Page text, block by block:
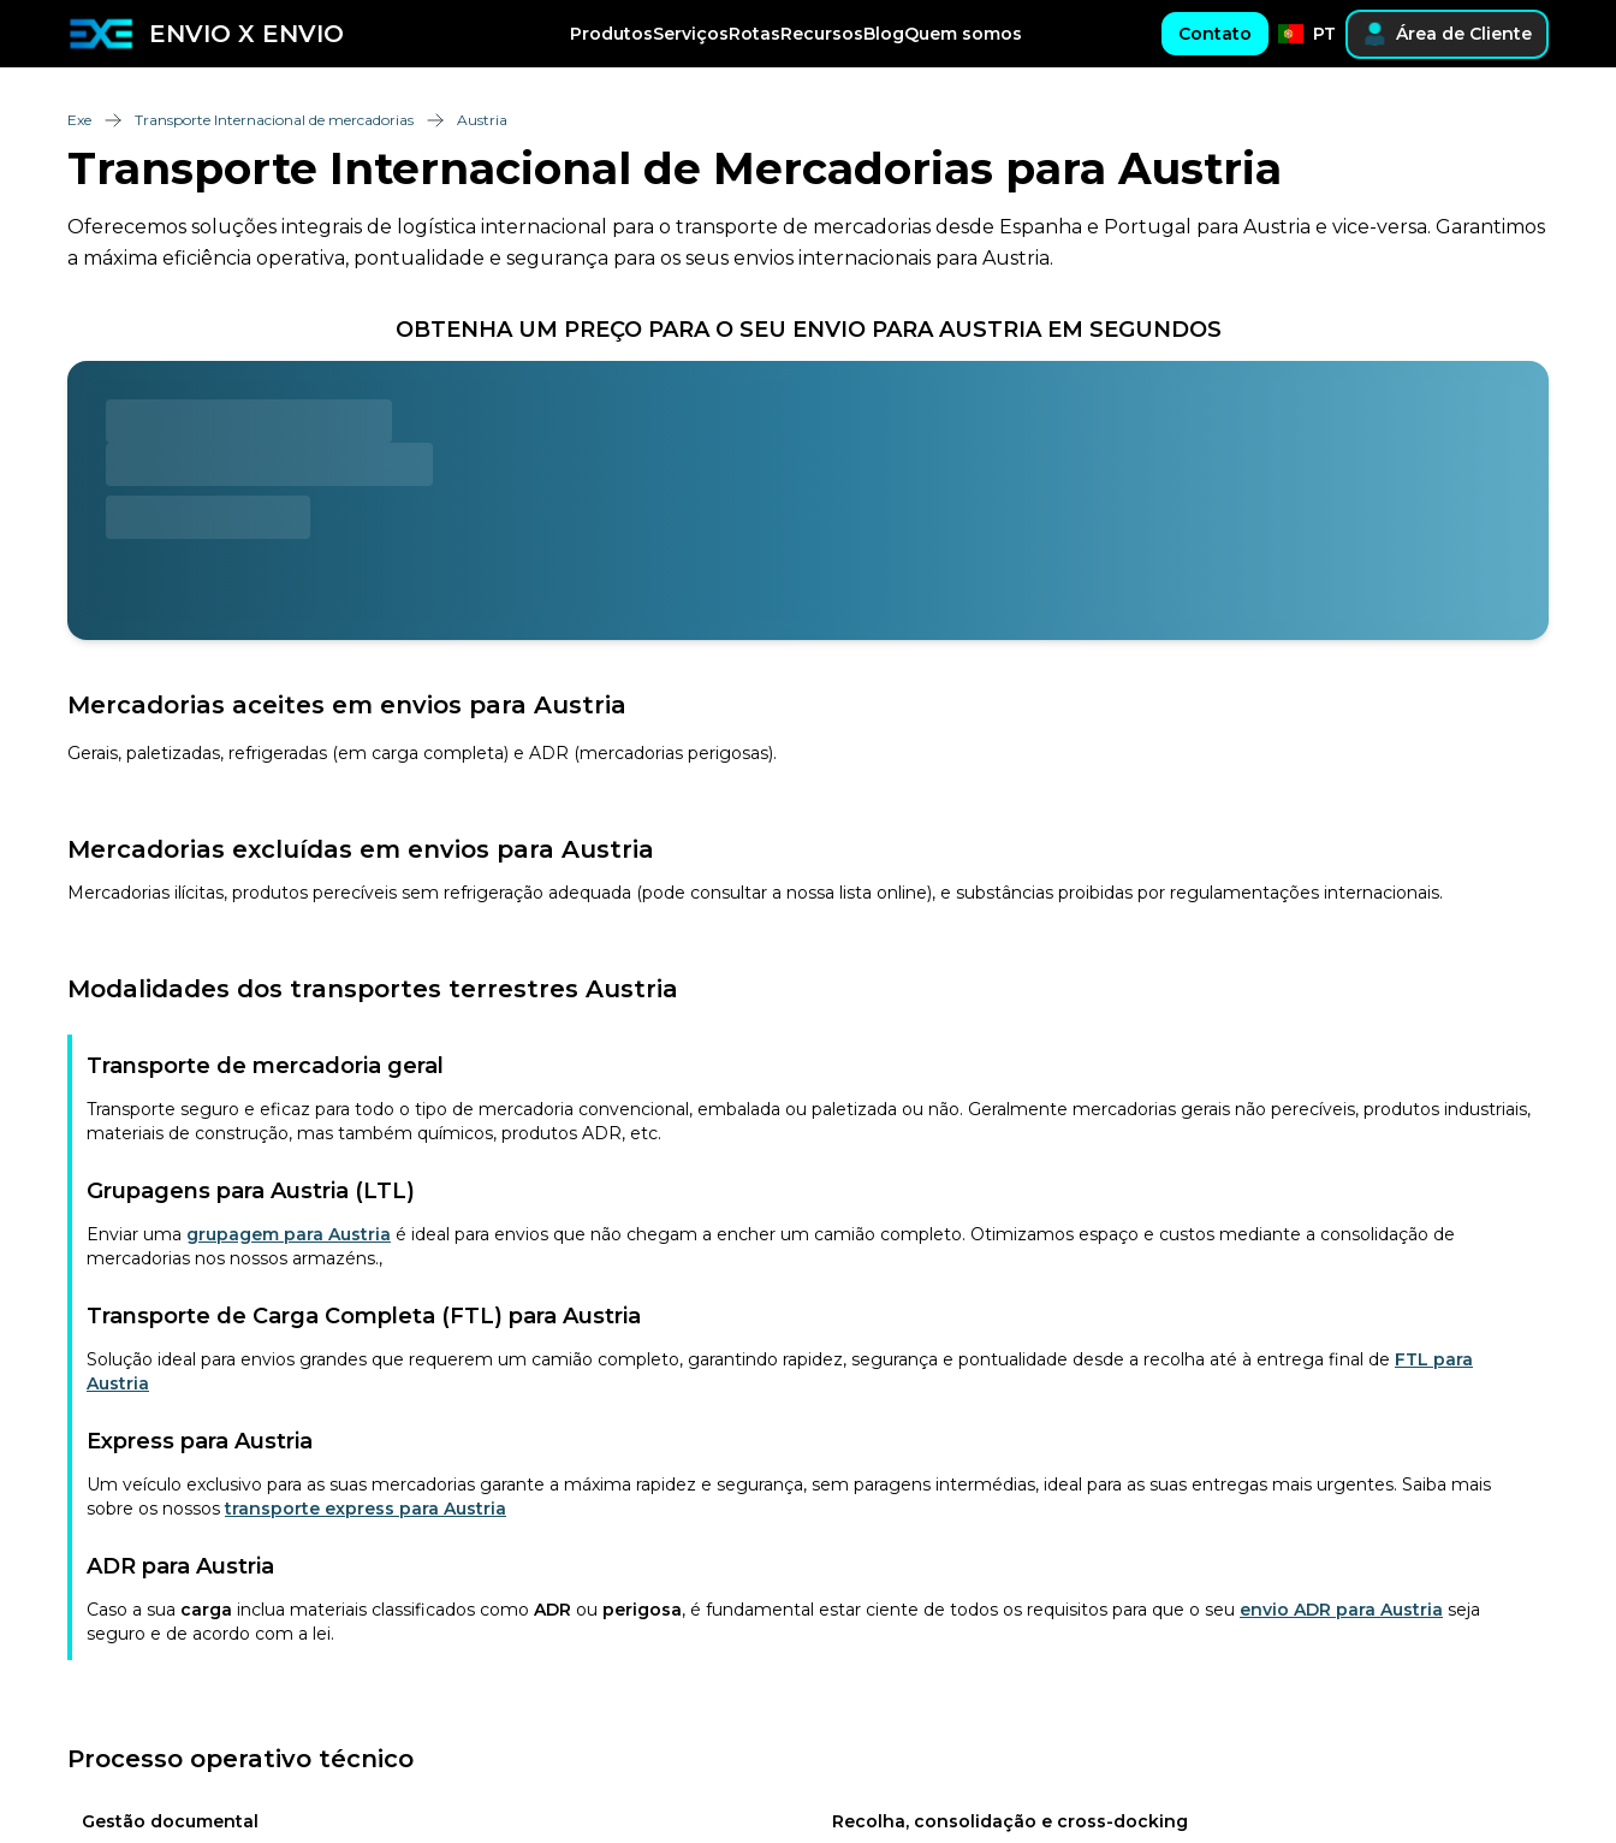
ENVIO X ENVIO ProdutosServiçosRotasRecursosBlogQuem somos Contato PT Área de Cliente
Exe Transporte Internacional de mercadorias Austria
Transporte Internacional de Mercadorias para Austria
Oferecemos soluções integrais de logística internacional para o transporte de mercadorias desde Espanha e Portugal para Austria e vice-versa. Garantimos
a máxima eficiência operativa, pontualidade e segurança para os seus envios internacionais para Austria.
OBTENHA UM PREÇO PARA O SEU ENVIO PARA AUSTRIA EM SEGUNDOS
Mercadorias aceites em envios para Austria
Gerais, paletizadas, refrigeradas (em carga completa) e ADR (mercadorias perigosas).
Mercadorias excluídas em envios para Austria
Mercadorias ilícitas, produtos perecíveis sem refrigeração adequada (pode consultar a nossa lista online), e substâncias proibidas por regulamentações internacionais.
Modalidades dos transportes terrestres Austria
Transporte de mercadoria geral
Transporte seguro e eficaz para todo o tipo de mercadoria convencional, embalada ou paletizada ou não. Geralmente mercadorias gerais não perecíveis, produtos industriais,
materiais de construção, mas também químicos, produtos ADR, etc.
Grupagens para Austria (LTL)
Enviar uma grupagem para Austria é ideal para envios que não chegam a encher um camião completo. Otimizamos espaço e custos mediante a consolidação de
mercadorias nos nossos armazéns.,
Transporte de Carga Completa (FTL) para Austria
Solução ideal para envios grandes que requerem um camião completo, garantindo rapidez, segurança e pontualidade desde a recolha até à entrega final de FTL para
Austria
Express para Austria
Um veículo exclusivo para as suas mercadorias garante a máxima rapidez e segurança, sem paragens intermédias, ideal para as suas entregas mais urgentes. Saiba mais
sobre os nossos transporte express para Austria
ADR para Austria
Caso a sua carga inclua materiais classificados como ADR ou perigosa, é fundamental estar ciente de todos os requisitos para que o seu envio ADR para Austria seja
seguro e de acordo com a lei.
Processo operativo técnico
Gestão documental
Recolha, consolidação e cross-docking